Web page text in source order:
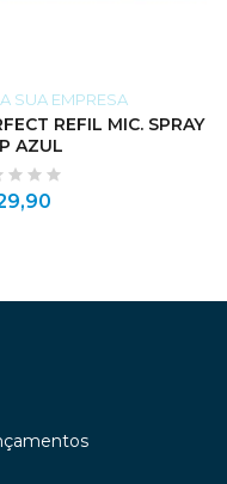
SUA EMPRESA
REFIL MIC. SPRAY
AZUL